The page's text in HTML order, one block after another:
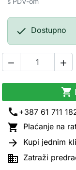
 Dostupno
 

call +387 61 711 182
 Plaćanje na
 Kupi jednim
 Zatraži